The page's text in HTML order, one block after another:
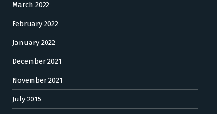
March 2022
February 2022
January 2022
December 2021
November 2021
July 2015